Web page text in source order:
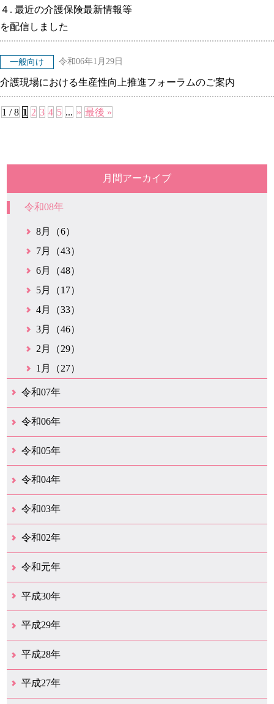
４. 最近の介護保険最新情報等
を配信しました
一般向け 令和06年1月29日
介護現場における生産性向上推進フォーラムのご案内
1 / 8 1 2 3 4 5 ... » 最後 »
月間アーカイブ
令和08年
8月（6）
7月（43）
6月（48）
5月（17）
4月（33）
3月（46）
2月（29）
1月（27）
令和07年
12月（51）
11月（42）
10月（35）
9月（35）
8月（26）
7月（25）
6月（37）
5月（26）
4月（35）
3月（33）
2月（35）
1月（24）
令和06年
12月（45）
11月（37）
10月（31）
9月（29）
8月（35）
7月（29）
6月（33）
5月（31）
4月（46）
3月（52）
2月（21）
1月（72）
令和05年
12月（37）
11月（31）
10月（30）
9月（30）
8月（26）
7月（29）
6月（19）
5月（27）
4月（28）
3月（39）
2月（21）
1月（23）
令和04年
12月（41）
11月（21）
10月（32）
9月（33）
8月（31）
7月（25）
6月（29）
5月（16）
4月（48）
3月（42）
2月（23）
1月（31）
令和03年
12月（26）
11月（25）
10月（18）
9月（33）
8月（25）
7月（28）
6月（24）
5月（24）
4月（35）
3月（68）
2月（18）
1月（44）
令和02年
12月（39）
11月（18）
10月（25）
9月（20）
8月（31）
7月（28）
6月（41）
5月（36）
4月（49）
3月（68）
2月（38）
1月（12）
令和元年
12月（19）
11月（19）
10月（32）
9月（22）
8月（15）
7月（18）
6月（24）
5月（11）
4月（41）
3月（19）
2月（10）
1月（8）
平成30年
12月（15）
11月（11）
10月（17）
9月（14）
8月（11）
7月（41）
6月（12）
5月（13）
4月（21）
3月（35）
2月（12）
1月（11）
平成29年
12月（12）
11月（11）
10月（16）
9月（19）
8月（15）
7月（19）
6月（4）
5月（9）
4月（6）
3月（9）
2月（1）
1月（4）
平成28年
12月（6）
11月（7）
10月（10）
9月（11）
8月（5）
7月（10）
6月（9）
5月（8）
4月（20）
3月（31）
2月（11）
1月（6）
平成27年